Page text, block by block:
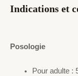
Indications et
Posologie
Pour adulte :